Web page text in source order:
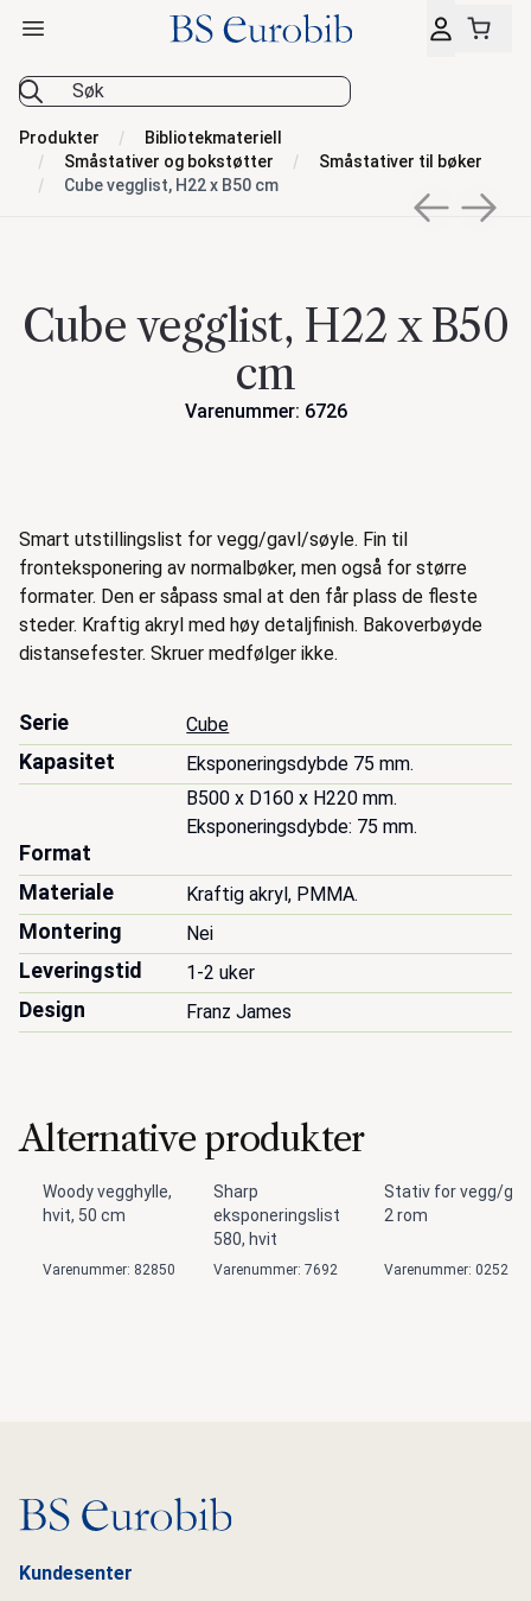
BS Eurobib
Åpne hovedmeny
Produkter
Bibliotekmateriell
Småstativer og bokstøtter
Småstativer til bøker
Cube vegglist, H22 x B50 cm
Previous
Next
Cube vegglist, H22 x B50
cm
Varenummer: 6726
Beskrivelse
Smart utstillingslist for vegg/gavl/søyle. Fin til
fronteksponering av normalbøker, men også for større
formater. Den er såpass smal at den får plass de fleste
steder. Kraftig akryl med høy detaljfinish. Bakoverbøyde
distansefester. Skruer medfølger ikke.
Serie Cube
Kapasitet Eksponeringsdybde 75 mm.
Format
B500 x D160 x H220 mm.
Eksponeringsdybde: 75 mm.
Materiale Kraftig akryl, PMMA.
Montering Nei
Leveringstid 1-2 uker
Design Franz James
Alternative produkter
Woody vegghylle,
hvit, 50 cm
Varenummer: 82850
Sharp
eksponeringslist
580, hvit
Varenummer: 7692
Stativ for vegg/
2 rom
Varenummer: 0252
Gå til hovedsiden
Kundesenter